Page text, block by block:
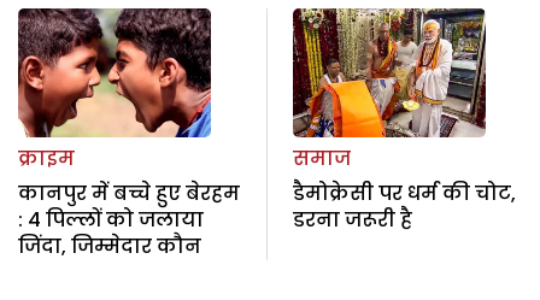
क्राइम
कानपुर में बच्चे हुए बेरहम
: 4 पिल्लों को जलाया
जिंदा, जिम्मेदार कौन
समाज
डैमोक्रेसी पर धर्म की चोट,
डरना जरूरी है